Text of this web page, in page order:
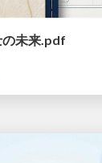
の未来.pdf